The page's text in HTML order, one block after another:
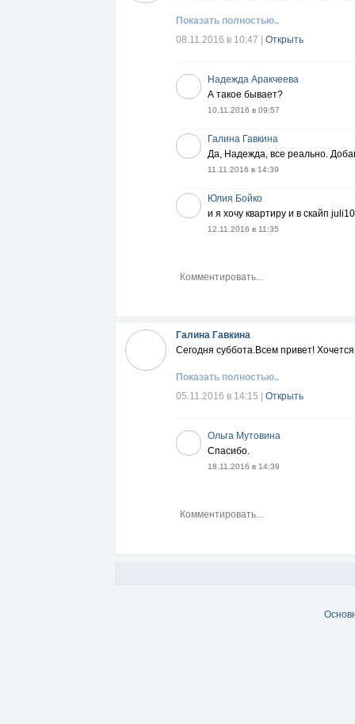
Показать полностью..
08.11.2016 в 10:47
Открыть
Надежда Аракчеева
А такое бывает?
10.11.2016 в 09:57
Галина Гавкина
Да, Надежда, все реально.
11.11.2016 в 14:39
Юлия Бойко
и я хочу квартиру и в скайп
12.11.2016 в 11:35
Галина Гавкина
Сегодня суббота.Всем привет!
Показать полностью..
05.11.2016 в 14:15
Открыть
Ольга Мутовина
Спасибо.
18.11.2016 в 14:39